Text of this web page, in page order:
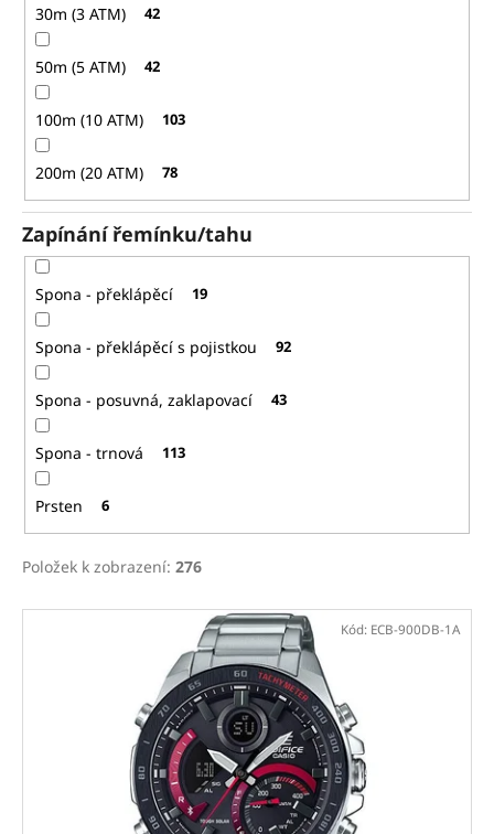
30m (3 ATM) 42
50m (5 ATM) 42
100m (10 ATM) 103
200m (20 ATM) 78
Zapínání řemínku/tahu
Spona - překlápěcí 19
Spona - překlápěcí s pojistkou 92
Spona - posuvná, zaklapovací 43
Spona - trnová 113
Prsten 6
Položek k zobrazení: 276
V Kód: ECB-900DB-1A